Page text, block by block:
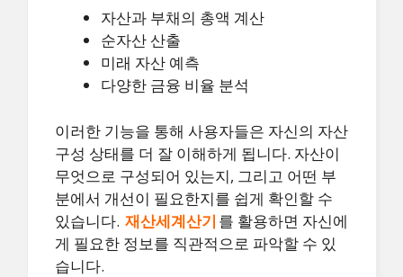
자산과 부채의 총액 계산
순자산 산출
미래 자산 예측
다양한 금융 비율 분석
이러한 기능을 통해 사용자들은 자신의 자산
구성 상태를 더 잘 이해하게 됩니다. 자산이
무엇으로 구성되어 있는지, 그리고 어떤 부
분에서 개선이 필요한지를 쉽게 확인할 수
있습니다. 재산세계산기 를 활용하면 자신에
게 필요한 정보를 직관적으로 파악할 수 있
습니다.